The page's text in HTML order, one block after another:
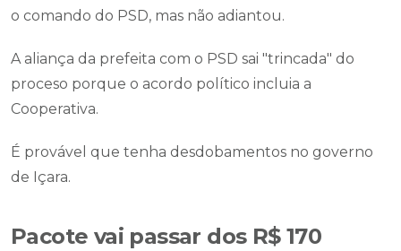
o comando do PSD, mas não adiantou.
A aliança da prefeita com o PSD sai "trincada" do
proceso porque o acordo político incluia a
Cooperativa.
É provável que tenha desdobamentos no governo
de Içara.
Pacote vai passar dos R$ 170